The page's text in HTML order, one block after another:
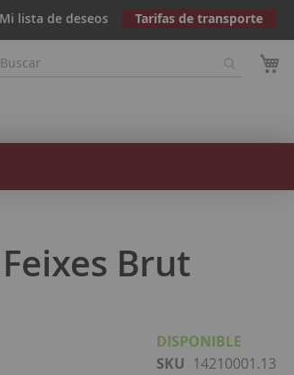
Mi lista de deseos Tarifas de transporte
Brut
DISPONIBLE
SKU 14210001.13